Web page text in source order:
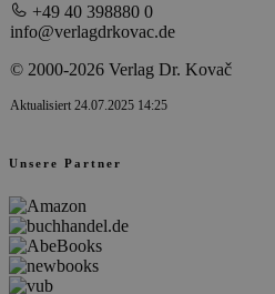
+49 40 398880 0
info@verlagdrkovac.de
© 2000-2026 Verlag Dr. Kovač
Aktualisiert 24.07.2025 14:25
Unsere Partner